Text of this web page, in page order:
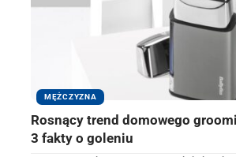
MĘŻCZYZNA
Rosnący trend domowego
3 fakty o goleniu